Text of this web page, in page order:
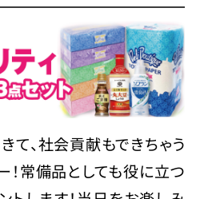
て、社会貢献もできちゃう
！常備品としても役に立つ